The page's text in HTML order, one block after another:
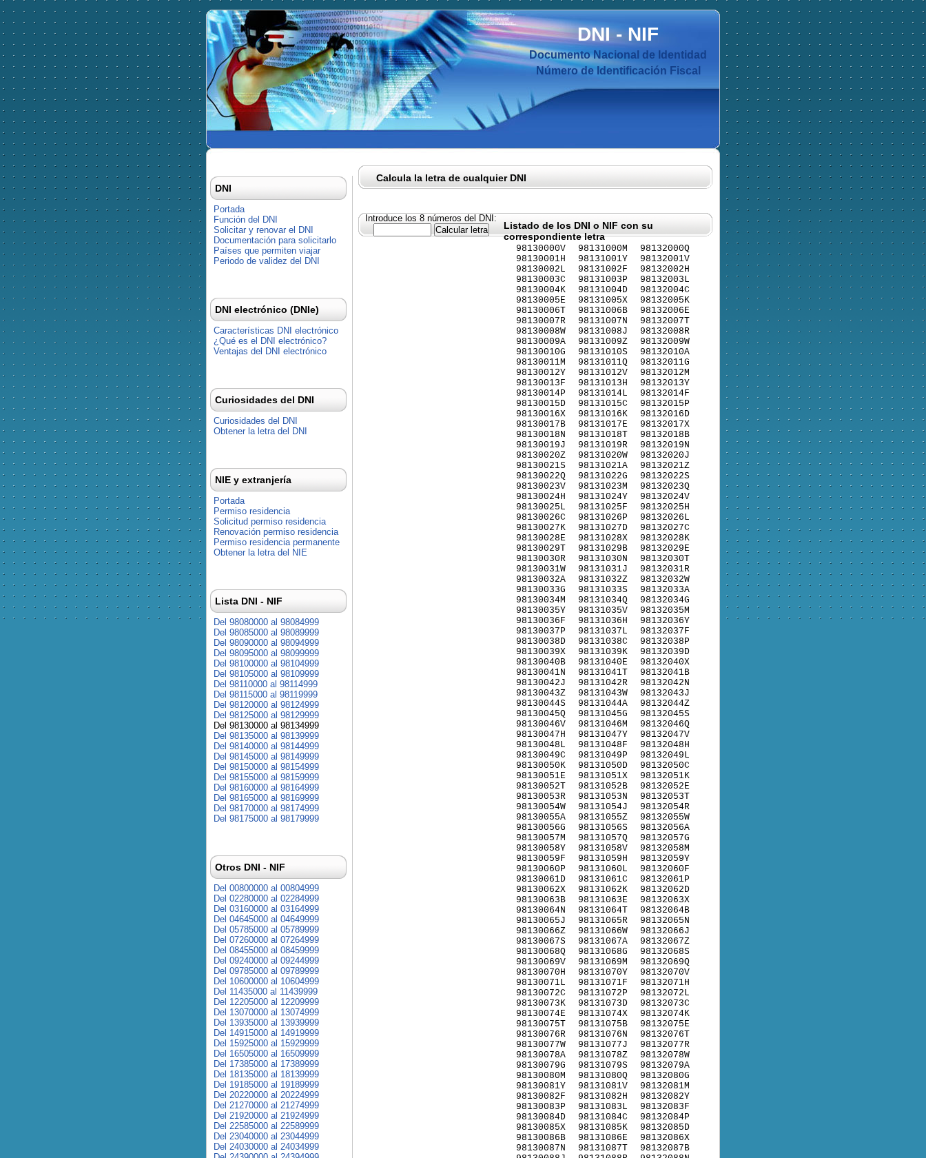
DNI-NIF
Documento Nacional de Identidad
Número de Identificación Fiscal
Calcula la letra de cualquier DNI
Introduce los 8 números del DNI:
Listado de los DNI o NIF con su
correspondiente letra
98130000V
98130001H
98130002L
98130003C
98130004K
98130005E
98130006T
98130007R
98130008W
98130009A
98130010G
98130011M
98130012Y
98130013F
98130014P
98130015D
98130016X
98130017B
98130018N
98130019J
98130020Z
98130021S
98130022Q
98130023V
98130024H
98130025L
98130026C
98130027K
98130028E
98130029T
98130030R
98130031W
98130032A
98130033G
98130034M
98130035Y
98130036F
98130037P
98130038D
98130039X
98130040B
98130041N
98130042J
98130043Z
98130044S
98130045Q
98130046V
98130047H
98130048L
98130049C
98130050K
98130051E
98130052T
98130053R
98130054W
98130055A
98130056G
98130057M
98130058Y
98130059F
98130060P
98130061D
98130062X
98130063B
98130064N
98130065J
98130066Z
98130067S
98130068Q
98130069V
98130070H
98130071L
98130072C
98130073K
98130074E
98130075T
98130076R
98130077W
98130078A
98130079G
98130080M
98130081Y
98130082F
98130083P
98130084D
98130085X
98130086B
98130087N
98131000M
98131001Y
98131002F
98131003P
98131004D
98131005X
98131006B
98131007N
98131008J
98131009Z
98131010S
98131011Q
98131012V
98131013H
98131014L
98131015C
98131016K
98131017E
98131018T
98131019R
98131020W
98131021A
98131022G
98131023M
98131024Y
98131025F
98131026P
98131027D
98131028X
98131029B
98131030N
98131031J
98131032Z
98131033S
98131034Q
98131035V
98131036H
98131037L
98131038C
98131039K
98131040E
98131041T
98131042R
98131043W
98131044A
98131045G
98131046M
98131047Y
98131048F
98131049P
98131050D
98131051X
98131052B
98131053N
98131054J
98131055Z
98131056S
98131057Q
98131058V
98131059H
98131060L
98131061C
98131062K
98131063E
98131064T
98131065R
98131066W
98131067A
98131068G
98131069M
98131070Y
98131071F
98131072P
98131073D
98131074X
98131075B
98131076N
98131077J
98131078Z
98131079S
98131080Q
98131081V
98131082H
98131083L
98131084C
98131085K
98131086E
98131087T
98132000Q
98132001V
98132002H
98132003L
98132004C
98132005K
98132006E
98132007T
98132008R
98132009W
98132010A
98132011G
98132012M
98132013Y
98132014F
98132015P
98132016D
98132017X
98132018B
98132019N
98132020J
98132021Z
98132022S
98132023Q
98132024V
98132025H
98132026L
98132027C
98132028K
98132029E
98132030T
98132031R
98132032W
98132033A
98132034G
98132035M
98132036Y
98132037F
98132038P
98132039D
98132040X
98132041B
98132042N
98132043J
98132044Z
98132045S
98132046Q
98132047V
98132048H
98132049L
98132050C
98132051K
98132052E
98132053T
98132054R
98132055W
98132056A
98132057G
98132058M
98132059Y
98132060F
98132061P
98132062D
98132063X
98132064B
98132065N
98132066J
98132067Z
98132068S
98132069Q
98132070V
98132071H
98132072L
98132073C
98132074K
98132075E
98132076T
98132077R
98132078W
98132079A
98132080G
98132081M
98132082Y
98132083F
98132084P
98132085D
98132086X
98132087B
DNI
Portada
Función del DNI
Solicitar y renovar el DNI
Documentación para solicitarlo
Países que permiten viajar
Periodo de validez del DNI
DNI electrónico (DNIe)
Características DNI electrónico
¿Qué es el DNI electrónico?
Ventajas del DNI electrónico
Curiosidades del DNI
Curiosidades del DNI
Obtener la letra del DNI
NIE y extranjería
Portada
Permiso residencia
Solicitud permiso residencia
Renovación permiso residencia
Permiso residencia permanente
Obtener la letra del NIE
Lista DNI - NIF
Del 98080000 al 98084999
Del 98085000 al 98089999
Del 98090000 al 98094999
Del 98095000 al 98099999
Del 98100000 al 98104999
Del 98105000 al 98109999
Del 98110000 al 98114999
Del 98115000 al 98119999
Del 98120000 al 98124999
Del 98125000 al 98129999
Del 98130000 al 98134999
Del 98135000 al 98139999
Del 98140000 al 98144999
Del 98145000 al 98149999
Del 98150000 al 98154999
Del 98155000 al 98159999
Del 98160000 al 98164999
Del 98165000 al 98169999
Del 98170000 al 98174999
Del 98175000 al 98179999
Otros DNI - NIF
Del 00800000 al 00804999
Del 02280000 al 02284999
Del 03160000 al 03164999
Del 04645000 al 04649999
Del 05785000 al 05789999
Del 07260000 al 07264999
Del 08455000 al 08459999
Del 09240000 al 09244999
Del 09785000 al 09789999
Del 10600000 al 10604999
Del 11435000 al 11439999
Del 12205000 al 12209999
Del 13070000 al 13074999
Del 13935000 al 13939999
Del 14915000 al 14919999
Del 15925000 al 15929999
Del 16505000 al 16509999
Del 17385000 al 17389999
Del 18135000 al 18139999
Del 19185000 al 19189999
Del 20220000 al 20224999
Del 21270000 al 21274999
Del 21920000 al 21924999
Del 22585000 al 22589999
Del 23040000 al 23044999
Del 24030000 al 24034999